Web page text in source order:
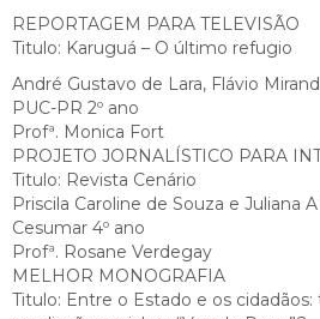
REPORTAGEM PARA TELEVISÃO
Titulo: Karuguá – O último refugio
André Gustavo de Lara, Flávio
PUC-PR 2º ano
Profª. Monica Fort
PROJETO JORNALÍSTICO PARA
Titulo: Revista Cenário
Priscila Caroline de Souza e Juliana
Cesumar 4º ano
Profª. Rosane Verdegay
MELHOR MONOGRAFIA
Titulo: Entre o Estado e os